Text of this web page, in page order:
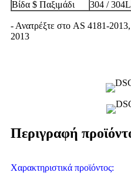
Βίδα $ Παξιμάδι
304 / 304L
- Ανατρέξτε στο AS 4181-
2013
Περιγραφή
Χαρακτηριστικά προϊόντος: